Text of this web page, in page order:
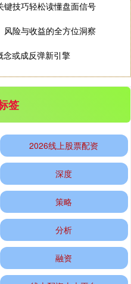
+11.46 +0.16%
+0.04%
键技巧轻松读懂盘面信号
险与收益的全方位洞察
念或成反弹新引擎
签
2026线上股票配资
深度
策略
分析
融资